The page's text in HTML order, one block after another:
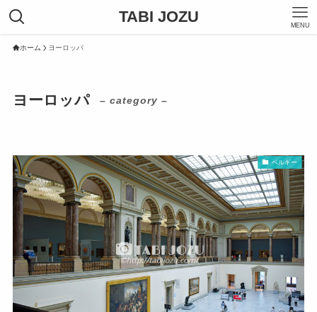
TABI JOZU MENU
ホーム ヨーロッパ
ヨーロッパ – category –
ベルギー